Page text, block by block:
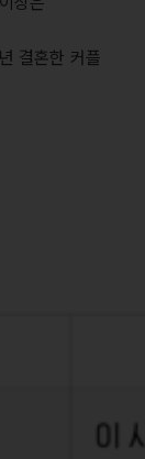
결혼한 커플